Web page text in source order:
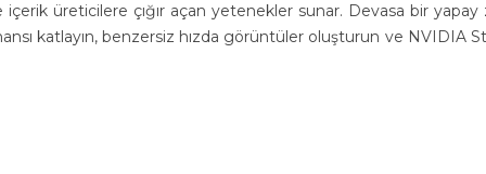
üreticilere çığır açan yetenekler sunar. Devasa bir yapay
katlayın, benzersiz hızda görüntüler oluşturun ve NVIDIA